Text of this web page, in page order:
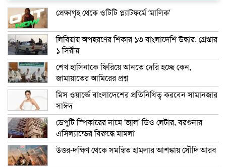
প্রেক্ষাগৃহ থেকে ওটিটি প্ল্যাটফর্মে ‘মালিক’
লিবিয়ায় অপহরণের শিকার ১৩ বাংলাদেশি উদ্ধার, গ্রেপ্তার
১ সিরীয়
শেখ হাসিনাকে ফিরিয়ে আনতে দেরি হচ্ছে কেন,
জামায়াতের আমিরের প্রশ্ন
মিস ওয়ার্ল্ডে বাংলাদেশের প্রতিনিধিত্ব করবেন সামানজার
সাঈদ
ডেপুটি স্পিকারের নামে ‘জাল’ ডিও লেটার, বরগুনার
এসিল্যান্ডের বিরুদ্ধে মামলা
উত্তর-দক্ষিণ থেকে সমন্বিত হামলার আশঙ্কায় সৌদি আরব